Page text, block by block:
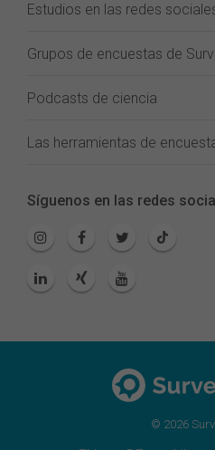
Estudios en las redes
Grupos de encuestas de
Podcasts de ciencia
Las herramientas de
Síguenos en las redes
© 2026